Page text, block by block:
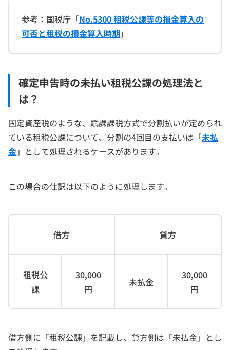
参考：国税庁「No.5300 租税公課等の損金算入の
可否と租税の損金算入時期 」
確定申告時の未払い租税公課の処理法と
は？
固定資産税のような、賦課課税方式で分割払いが定められ
ている租税公課について、分割の4回目の支払いは「未払
金」として処理されるケースがあります。
この場合の仕訳は以下のように処理します。
借方 貸方
租税公
課
30,000
円
未払金
30,000
円
借方側に「租税公課」を記載し、貸方側は「未払金」とし